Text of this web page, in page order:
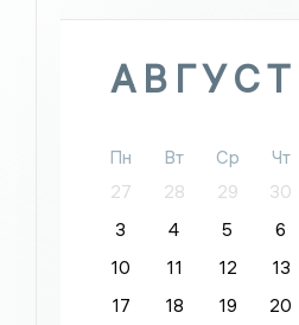
АВГУСТ
Пн Вт Ср Чт
27
28 29 30
3
4 5 6
10
11 12 13
17
18 19 20